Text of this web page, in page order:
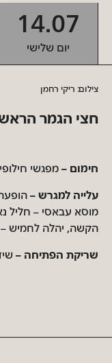
14.07
יום שלישי
חצי הגמר
חימום –מפגשי
עלייה למגרש –
מוסא עבאסי – חליל
הקשה, יהלה לחמיש
שריקת הפתיחה –
צילום: ריקי רחמן